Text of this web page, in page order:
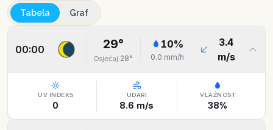
Tabela
Graf
00:00 29°
Osjećaj 28°
10%
0.0 mm/h
3.4
m/s
UV INDEKS
0
UDARI
8.6 m/s
VLAŽNOST
38%